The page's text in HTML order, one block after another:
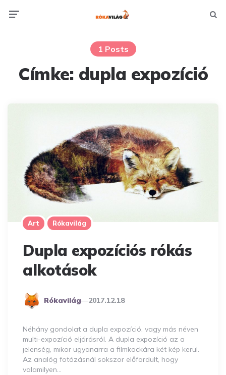
1 Posts
Címke: dupla expozíció
Art Rókavilág
Dupla expozíciós rókás
alkotások
Posted
Rókavilág 2017.12.18
Néhány gondolat a dupla expozíció, vagy más néven
multi-expozíció eljárásról. A dupla expozíció az a
jelenség, mikor ugyanarra a filmkockára két kép kerül.
Az analóg fotózásnál sokszor előfordult, hogy
valamilyen…